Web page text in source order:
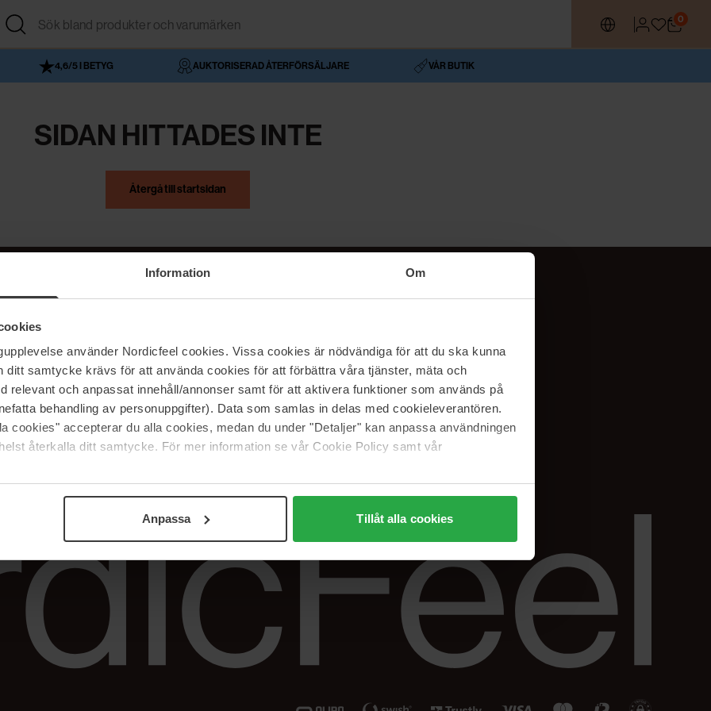
Information Om
använder Nordicfeel cookies. Vissa cookies är nödvändiga för att du ska kunna
ditt samtycke krävs för att använda cookies för att förbättra våra tjänster, mäta och
relevant och anpassat innehåll/annonser samt för att aktivera funktioner som används på
behandling av personuppgifter). Data som samlas in delas med cookieleverantören.
cookies" accepterar du alla cookies, medan du under "Detaljer" kan anpassa användningen
återkalla ditt samtycke. För mer information se vår Cookie Policy samt vår
Anpassa Tillåt alla cookies
0
4,6/5 I BETYG AUKTORISERAD ÅTERFÖRSÄLJARE VÅR BUTIK
SIDAN HITTADES INTE
Återgå till startsidan
NordicFeel
Vår butik
Våra varumärken
Jobba hos oss
Samarbeta med oss
The Beauty Edit
Hjälp
FAQ
Spåra min beställning
Returer &
reklamationer
Följ oss
Facebook
Instagram
Linkedin